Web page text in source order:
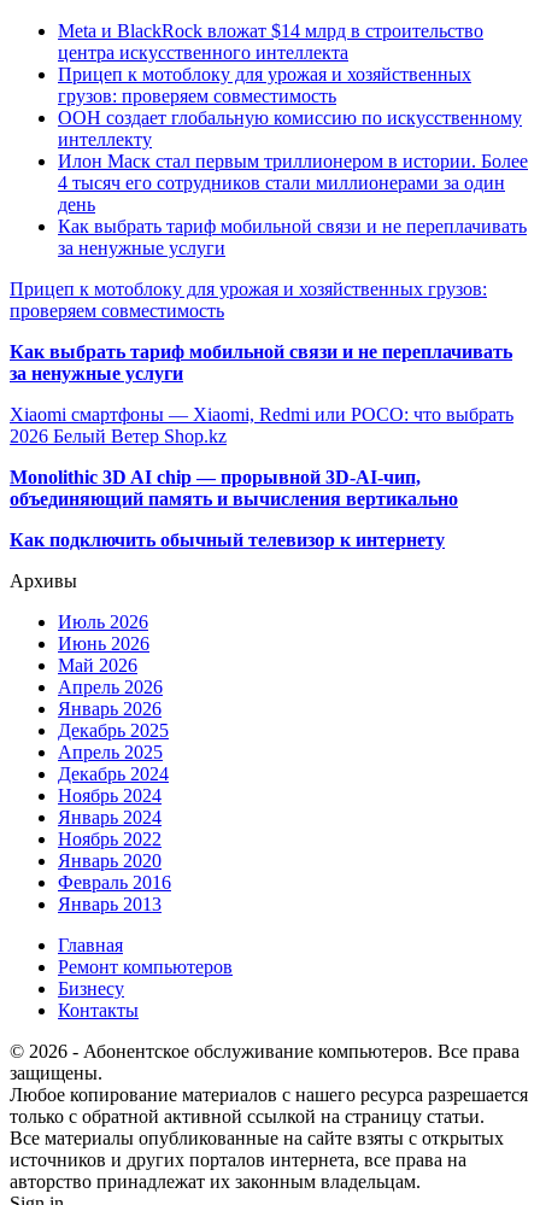
Meta и BlackRock вложат $14 млрд в строительство
центра искусственного интеллекта
Прицеп к мотоблоку для урожая и хозяйственных
грузов: проверяем совместимость
ООН создает глобальную комиссию по искусственному
интеллекту
Илон Маск стал первым триллионером в истории. Более
4 тысяч его сотрудников стали миллионерами за один
день
Как выбрать тариф мобильной связи и не переплачивать
за ненужные услуги
Прицеп к мотоблоку для урожая и хозяйственных грузов:
проверяем совместимость
Как выбрать тариф мобильной связи и не переплачивать
за ненужные услуги
Xiaomi смартфоны — Xiaomi, Redmi или POCO: что выбрать
2026 Белый Ветер Shop.kz
Monolithic 3D AI chip — прорывной 3D-AI-чип,
объединяющий память и вычисления вертикально
Как подключить обычный телевизор к интернету
Архивы
Июль 2026
Июнь 2026
Май 2026
Апрель 2026
Январь 2026
Декабрь 2025
Апрель 2025
Декабрь 2024
Ноябрь 2024
Январь 2024
Ноябрь 2022
Январь 2020
Февраль 2016
Январь 2013
Главная
Ремонт компьютеров
Бизнесу
Контакты
© 2026 - Абонентское обслуживание компьютеров. Все права
защищены.
Любое копирование материалов с нашего ресурса разрешается
только с обратной активной ссылкой на страницу статьи.
Все материалы опубликованные на сайте взяты с открытых
источников и других порталов интернета, все права на
авторство принадлежат их законным владельцам.